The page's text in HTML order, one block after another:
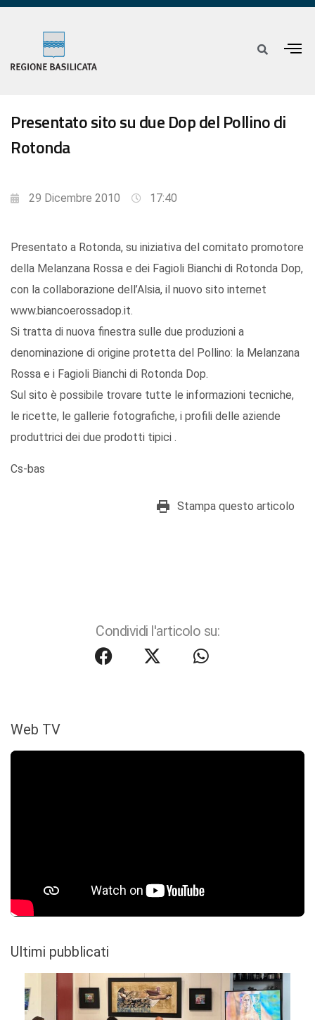
Presentato sito su due Dop del Pollino di
Rotonda
29 Dicembre 2010 17:40
Presentato a Rotonda, su iniziativa del comitato promotore
della Melanzana Rossa e dei Fagioli Bianchi di Rotonda Dop,
con la collaborazione dell’Alsia, il nuovo sito internet
www.biancoerossadop.it.
Si tratta di nuova finestra sulle due produzioni a
denominazione di origine protetta del Pollino: la Melanzana
Rossa e i Fagioli Bianchi di Rotonda Dop.
Sul sito è possibile trovare tutte le informazioni tecniche,
le ricette, le gallerie fotografiche, i profili delle aziende
produttrici dei due prodotti tipici .
Cs-bas
Stampa questo articolo
Condividi l'articolo su:
Web TV
Ultimi pubblicati